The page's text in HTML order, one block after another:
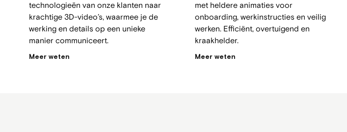
technologieën van onze klanten naar
krachtige 3D-video’s, waarmee je de
werking en details op een unieke
manier communiceert.
Meer weten
met heldere animaties voor
onboarding, werkinstructies en veilig
werken. Efficiënt, overtuigend en
kraakhelder.
Meer weten